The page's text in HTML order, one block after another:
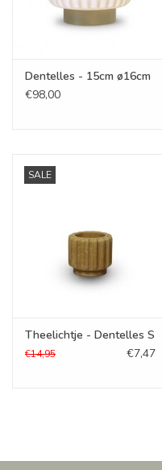
Dentelles - 15cm ø16cm
€98,00
SALE
Theelichtje - Dentelles S
€14,95 €7,47